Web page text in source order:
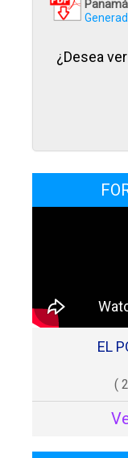
¿Desea
EL
(